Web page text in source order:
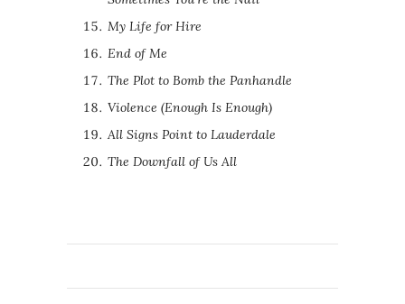
My Life for Hire
End of Me
The Plot to Bomb the Panhandle
Violence (Enough Is Enough)
All Signs Point to Lauderdale
The Downfall of Us All